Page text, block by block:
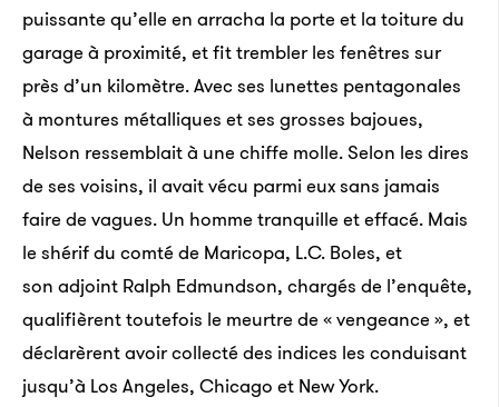
puissante qu’elle en arracha la porte et la toiture du
garage à proximité, et fit trembler les fenêtres sur
près d’un kilomètre. Avec ses lunettes pentagonales
à montures métalliques et ses grosses bajoues,
Nelson ressemblait à une chiffe molle. Selon les dires
de ses voisins, il avait vécu parmi eux sans jamais
faire de vagues. Un homme tranquille et effacé. Mais
le shérif du comté de Maricopa, L.C. Boles, et
son adjoint Ralph Edmundson, chargés de l’enquête,
qualifièrent toutefois le meurtre de « vengeance », et
déclarèrent avoir collecté des indices les conduisant
jusqu’à Los Angeles, Chicago et New York.